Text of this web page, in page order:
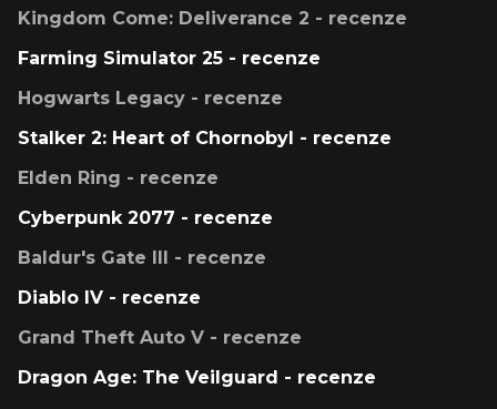
Kingdom Come: Deliverance 2 - recenze
Farming Simulator 25 - recenze
Hogwarts Legacy - recenze
Stalker 2: Heart of Chornobyl - recenze
Elden Ring - recenze
Cyberpunk 2077 - recenze
Baldur's Gate III - recenze
Diablo IV - recenze
Grand Theft Auto V - recenze
Dragon Age: The Veilguard - recenze